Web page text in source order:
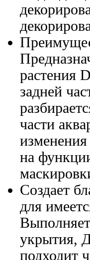
растения
задней
части
на
Создает
для
укрытия,
подходит